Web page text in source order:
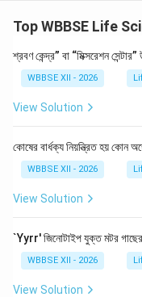
Top WBBSE Life
শ্রবণ কেন্দ্র” বা “মিক্সরেশন
WBBSE XII - 2026
View Solution
কোষের বার্ধক্য নিয়ন্ত্রিত হয় কোন
WBBSE XII - 2026
View Solution
`Yyrr' জিনোটাইপ যুক্ত মটর
WBBSE XII - 2026
View Solution